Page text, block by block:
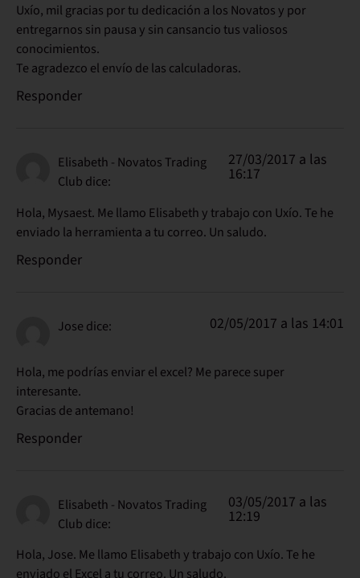
Uxío, mil gracias por tu dedicación a los Novatos y por
entregarnos sin pausa y sin cansancio tus valiosos
conocimientos.
Te agradezco el envío de las calculadoras.
Responder
Elisabeth - Novatos Trading
Club dice:
27/03/2017 a las
16:17
Hola, Mysaest. Me llamo Elisabeth y trabajo con Uxío. Te he
enviado la herramienta a tu correo. Un saludo.
Responder
Jose dice: 02/05/2017 a las 14:01
Hola, me podrías enviar el excel? Me parece super
interesante.
Gracias de antemano!
Responder
Elisabeth - Novatos Trading
Club dice:
03/05/2017 a las
12:19
Hola, Jose. Me llamo Elisabeth y trabajo con Uxío. Te he
enviado el Excel a tu correo. Un saludo.